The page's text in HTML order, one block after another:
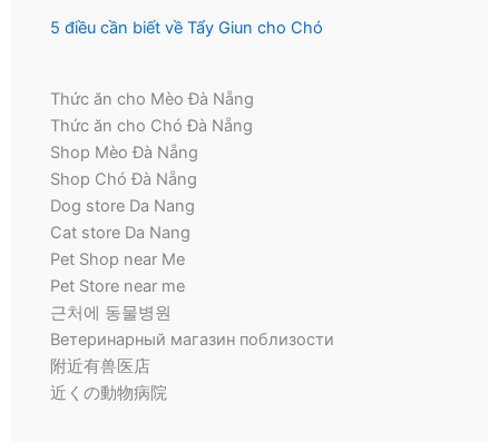
5 điều cần biết về Tẩy Giun cho Chó
Thức ăn cho Mèo Đà Nẵng
Thức ăn cho Chó Đà Nẵng
Shop Mèo Đà Nẵng
Shop Chó Đà Nẵng
Dog store Da Nang
Cat store Da Nang
Pet Shop near Me
Pet Store near me
근처에 동물병원
Ветеринарный магазин поблизости
附近有兽医店
近くの動物病院